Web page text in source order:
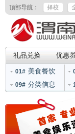
顶部导航： 择校
礼品兑换 优惠
01# 美食餐饮
09# 分类信息